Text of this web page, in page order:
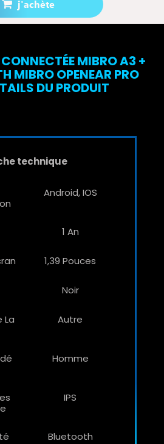
j'achète
le produit est disponible
MIBRO A3 +
MIBRO OPENEAR PRO
DU PRODUIT
technique
Android, IOS
1 An
1,39 Pouces
Noir
La
Autre
Homme
IPS
Bluetooth